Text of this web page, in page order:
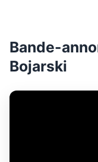
Bande-
Bojarski